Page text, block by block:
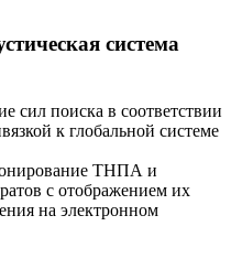
система
сил поиска в соответствии
к глобальной системе
ТНПА и
с отображением их
на электронном